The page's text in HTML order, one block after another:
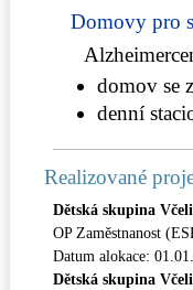
Domovy pro
domov se
denní
Realizované
Dětská skupina
OP Zaměstnanost
Datum alokace:
Dětská skupina